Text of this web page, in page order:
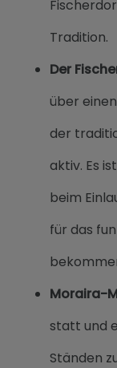
Tradition.
Der
über
der
aktiv. Es
beim
für das
Moraira-
statt und
Ständen